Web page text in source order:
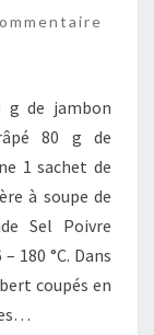
g de jambon
80 g de
1 sachet de
à soupe de
Sel Poivre
180 °C. Dans
coupés en